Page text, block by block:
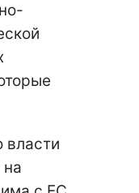
власти